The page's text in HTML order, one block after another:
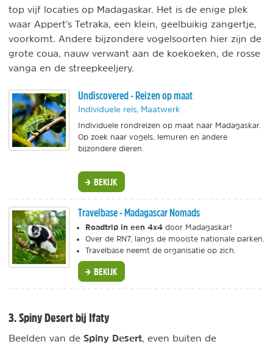
top vijf locaties op Madagaskar. Het is de enige plek
waar Appert’s Tetraka, een klein, geelbuikig zangertje,
voorkomt. Andere bijzondere vogelsoorten hier zijn de
grote coua, nauw verwant aan de koekoeken, de rosse
vanga en de streepkeeljery.
Undiscovered - Reizen op maat
Individuele reis, Maatwerk
Individuele rondreizen op maat naar Madagaskar.
Op zoek naar vogels, lemuren en andere
bijzondere dieren.
BEKIJK
Travelbase - Madagascar Nomads
Roadtrip in een 4x4 door Madagaskar!
Over de RN7, langs de mooiste nationale parken.
Travelbase neemt de organisatie op zich.
BEKIJK
3. Spiny Desert bij Ifaty
Beelden van de Spiny Desert, even buiten de